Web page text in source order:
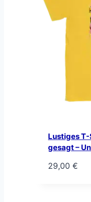
Lustiges T-
gesagt –
29,00 €